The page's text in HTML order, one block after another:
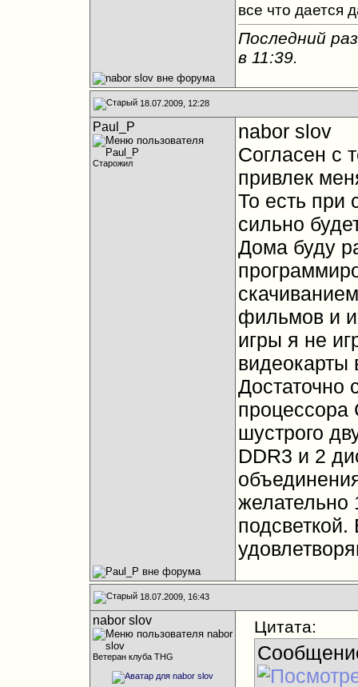
все что дается
Последний
в 11:39.
18.07.2009, 12:28
Paul_P
Старожил
nabor slov
Согласен с
привлек
То есть при
сильно
Дома буду
фильмов и
игры я не
Достаточно
процессора
шустрого
DDR3 и 2
желательно
18.07.2009, 16:43
nabor slov
Ветеран клуба THG
Цитата: